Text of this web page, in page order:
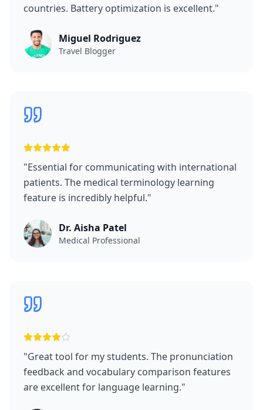
countries. Battery optimization is excellent."
Miguel Rodriguez
Travel Blogger
"Essential for communicating with international
patients. The medical terminology learning
feature is incredibly helpful."
Dr. Aisha Patel
Medical Professional
"Great tool for my students. The pronunciation
feedback and vocabulary comparison features
are excellent for language learning."